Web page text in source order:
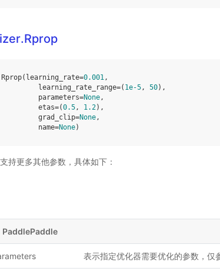
Rprop( learning_rate=0.001,
learning_rate_range=( 1e-5, 50),
parameters=None,
etas=(0.5, 1.2),
grad_clip=None,
name=None)
持更多其他参数，具体如下：
PaddlePaddle
表示指定优化器需要优化的参数，仅